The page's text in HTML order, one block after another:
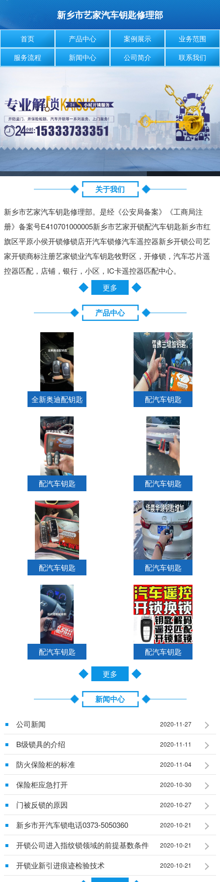
新乡市艺家汽车钥匙修理部
首页 产品中心 案例展示
业务范围
服务流程
新闻中心 公司简介 联系我们
关于我们
新乡市艺家汽车钥匙修理部。是经《公安局备案》《工商局注
册》备案号E410701000005新乡市艺家开锁配汽车钥匙新乡市红
旗区平原小侯开锁修锁店开汽车锁修汽车遥控器新乡开锁公司艺
家开锁商标注册艺家锁业汽车钥匙牧野区，开修锁，汽车芯片遥
控器匹配，店铺，银行，小区，IC卡遥控器匹配中心。
更多
产品中心
全新奥迪配钥匙 配汽车钥匙
配汽车钥匙 配汽车钥匙
配汽车钥匙 配汽车钥匙
配汽车钥匙 配汽车钥匙
更多
新闻中心
公司新闻 2020-11-27
B级锁具的介绍 2020-11-11
防火保险柜的标准 2020-11-04
保险柜应急打开 2020-10-30
门被反锁的原因 2020-10-27
新乡市开汽车锁电话0373-5050360 2020-10-21
开锁公司进入指纹锁领域的前提基数条件 2020-10-21
开锁业新引进痕迹检验技术 2020-10-21